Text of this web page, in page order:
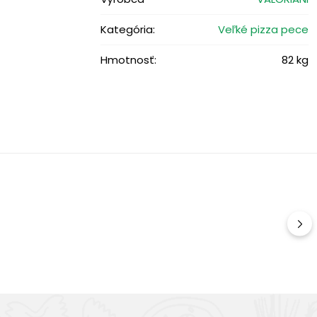
Kategória: Veľké pizza pece
Hmotnosť: 82 kg